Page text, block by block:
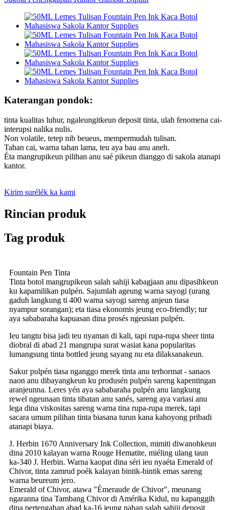
Katerangan pondok:
tinta kualitas luhur, ngaleungitkeun deposit tinta, ulah fenomena cai-
interupsi nalika nulis.
Non volatile, tetep nib beueus, mempermudah tulisan.
Tahan cai, warna tahan lama, teu aya bau anu aneh.
Éta mangrupikeun pilihan anu saé pikeun dianggo di sakola atanapi
kantor.
Kirim surélék ka kami
Rincian produk
Tag produk
Fountain Pen Tinta
Tinta botol mangrupikeun salah sahiji kabagjaan anu dipasihkeun
ku kapamilikan pulpén. Sajumlah ageung warna sayogi (urang
gaduh langkung ti 400 warna sayogi sareng anjeun tiasa
nyampur sorangan); eta tiasa ekonomis jeung eco-friendly; tur
aya sababaraha kapuasan dina prosés ngeusian pulpén.
Ieu tangtu bisa jadi teu nyaman di kali, tapi rupa-rupa sheer tinta
diobral di abad 21 mangrupa surat wasiat kana popularitas
lumangsung tinta bottled jeung sayang nu eta dilaksanakeun.
Sakur pulpén tiasa nganggo merek tinta anu terhormat - sanaos
naon anu dibayangkeun ku produsén pulpén sareng kapentingan
aranjeunna. Leres yén aya sababaraha pulpén anu langkung
rewel ngeunaan tinta tibatan anu sanés, sareng aya variasi anu
lega dina viskositas sareng warna tina rupa-rupa merek, tapi
sacara umum pilihan tinta biasana turun kana kahoyong pribadi
atanapi biaya.
J. Herbin 1670 Anniversary Ink Collection, mimiti diwanohkeun
dina 2010 kalayan warna Rouge Hematite, miéling ulang taun
ka-340 J. Herbin. Warna kaopat dina séri ieu nyaéta Emerald of
Chivor, tinta zamrud poék kalayan bintik-bintik emas sareng
warna beureum jero.
Emerald of Chivor, atawa "Émeraude de Chivor", meunang
ngaranna tina Tambang Chivor di Amérika Kidul, nu kapanggih
dina pertengahan abad ka-16 jeung nahan salah sahiji deposit